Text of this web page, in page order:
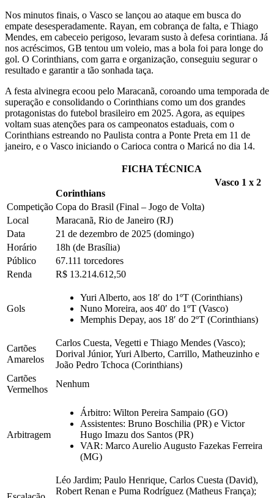
Nos minutos finais, o Vasco se lançou ao ataque em busca do
empate desesperadamente. Rayan, em cobrança de falta, e Thiago
Mendes, em cabeceio perigoso, levaram susto à defesa corintiana. Já
nos acréscimos, GB tentou um voleio, mas a bola foi para longe do
gol. O Corinthians, com garra e organização, conseguiu segurar o
resultado e garantir a tão sonhada taça.
A festa alvinegra ecoou pelo Maracanã, coroando uma temporada de
superação e consolidando o Corinthians como um dos grandes
protagonistas do futebol brasileiro em 2025. Agora, as equipes
voltam suas atenções para os campeonatos estaduais, com o
Corinthians estreando no Paulista contra a Ponte Preta em 11 de
janeiro, e o Vasco iniciando o Carioca contra o Maricá no dia 14.
FICHA TÉCNICA
Vasco 1 x 2
Corinthians
Competição Copa do Brasil (Final – Jogo de Volta)
Local
Maracanã, Rio de Janeiro (RJ)
Data
21 de dezembro de 2025 (domingo)
Horário
18h (de Brasília)
Público
67.111 torcedores
Renda
R$ 13.214.612,50
Gols
Yuri Alberto, aos 18′ do 1ºT (Corinthians)
Nuno Moreira, aos 40′ do 1ºT (Vasco)
Memphis Depay, aos 18′ do 2ºT (Corinthians)
Cartões
Amarelos
Carlos Cuesta, Vegetti e Thiago Mendes (Vasco);
Dorival Júnior, Yuri Alberto, Carrillo, Matheuzinho e
João Pedro Tchoca (Corinthians)
Cartões
Vermelhos
Nenhum
Arbitragem
Árbitro: Wilton Pereira Sampaio (GO)
Assistentes: Bruno Boschilia (PR) e Victor
Hugo Imazu dos Santos (PR)
VAR: Marco Aurelio Augusto Fazekas Ferreira
(MG)
Léo Jardim; Paulo Henrique, Carlos Cuesta (David),
Robert Renan e Puma Rodríguez (Matheus França);